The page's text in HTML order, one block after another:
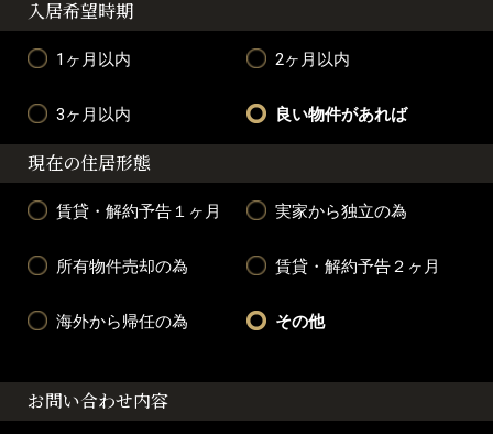
入居希望時期
1ヶ月以内 2ヶ月以内
3ヶ月以内 良い物件があれば
現在の住居形態
賃貸・解約予告１ヶ月 実家から独立の為
所有物件売却の為 賃貸・解約予告２ヶ月
海外から帰任の為 その他
お問い合わせ内容